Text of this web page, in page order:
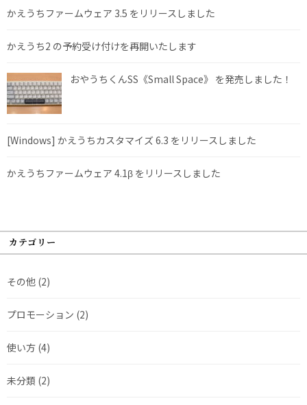
かえうちファームウェア 3.5 をリリースしました
かえうち2 の予約受け付けを再開いたします
おやうちくんSS《Small Space》 を発売しました！
[Windows] かえうちカスタマイズ 6.3 をリリースしました
かえうちファームウェア 4.1β をリリースしました
カテゴリー
その他 (2)
プロモーション (2)
使い方 (4)
未分類 (2)